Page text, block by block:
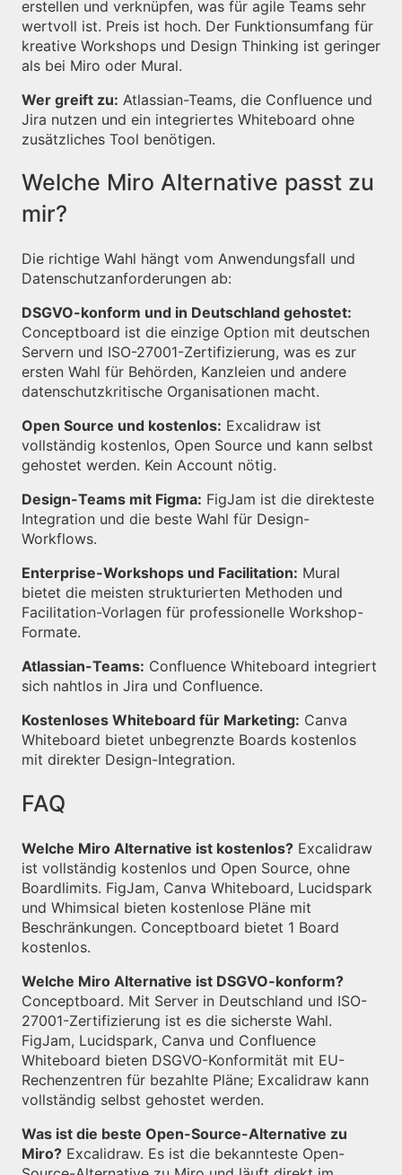
erstellen und verknüpfen, was für agile Teams sehr
wertvoll ist. Preis ist hoch. Der Funktionsumfang für
kreative Workshops und Design Thinking ist geringer
als bei Miro oder Mural.
Wer greift zu: Atlassian-Teams, die Confluence und
Jira nutzen und ein integriertes Whiteboard ohne
zusätzliches Tool benötigen.
Welche Miro Alternative passt zu
mir?
Die richtige Wahl hängt vom Anwendungsfall und
Datenschutzanforderungen ab:
DSGVO-konform und in Deutschland gehostet:
Conceptboard ist die einzige Option mit deutschen
Servern und ISO-27001-Zertifizierung, was es zur
ersten Wahl für Behörden, Kanzleien und andere
datenschutzkritische Organisationen macht.
Open Source und kostenlos: Excalidraw ist
vollständig kostenlos, Open Source und kann selbst
gehostet werden. Kein Account nötig.
Design-Teams mit Figma: FigJam ist die direkteste
Integration und die beste Wahl für Design-
Workflows.
Enterprise-Workshops und Facilitation: Mural
bietet die meisten strukturierten Methoden und
Facilitation-Vorlagen für professionelle Workshop-
Formate.
Atlassian-Teams: Confluence Whiteboard integriert
sich nahtlos in Jira und Confluence.
Kostenloses Whiteboard für Marketing: Canva
Whiteboard bietet unbegrenzte Boards kostenlos
mit direkter Design-Integration.
FAQ
Welche Miro Alternative ist kostenlos? Excalidraw
ist vollständig kostenlos und Open Source, ohne
Boardlimits. FigJam, Canva Whiteboard, Lucidspark
und Whimsical bieten kostenlose Pläne mit
Beschränkungen. Conceptboard bietet 1 Board
kostenlos.
Welche Miro Alternative ist DSGVO-konform?
Conceptboard. Mit Server in Deutschland und ISO-
27001-Zertifizierung ist es die sicherste Wahl.
FigJam, Lucidspark, Canva und Confluence
Whiteboard bieten DSGVO-Konformität mit EU-
Rechenzentren für bezahlte Pläne; Excalidraw kann
vollständig selbst gehostet werden.
Was ist die beste Open-Source-Alternative zu
Miro? Excalidraw. Es ist die bekannteste Open-